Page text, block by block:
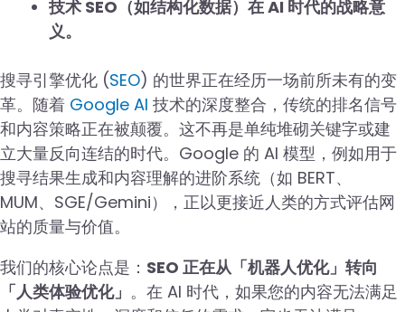
技术 SEO（如结构化数据）在 AI 时代的战略意
义。
搜寻引擎优化 (SEO) 的世界正在经历一场前所未有的变
革。随着 Google AI 技术的深度整合，传统的排名信号
和内容策略正在被颠覆。这不再是单纯堆砌关键字或建
立大量反向连结的时代。Google 的 AI 模型，例如用于
搜寻结果生成和内容理解的进阶系统（如 BERT、
MUM、SGE/Gemini），正以更接近人类的方式评估网
站的质量与价值。
我们的核心论点是： SEO 正在从「机器人优化」转向
「人类体验优化」 。在 AI 时代，如果您的内容无法满足